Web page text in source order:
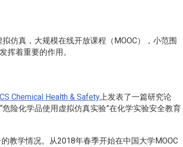
仿真，大规模在线开放课程（MOOC），小范围
挥着重要的作用。
Chemical Health & Safety上发表了一篇研究论
险化学品使用虚拟仿真实验”在化学实验安全教育
教学情况。从2018年春季开始在中国大学MOOC